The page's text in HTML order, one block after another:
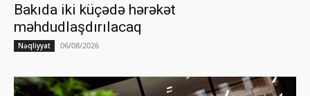
Bakıda iki küçədə hərəkət
məhdudlaşdırılacaq
Nəqliyyat 06/08/2026